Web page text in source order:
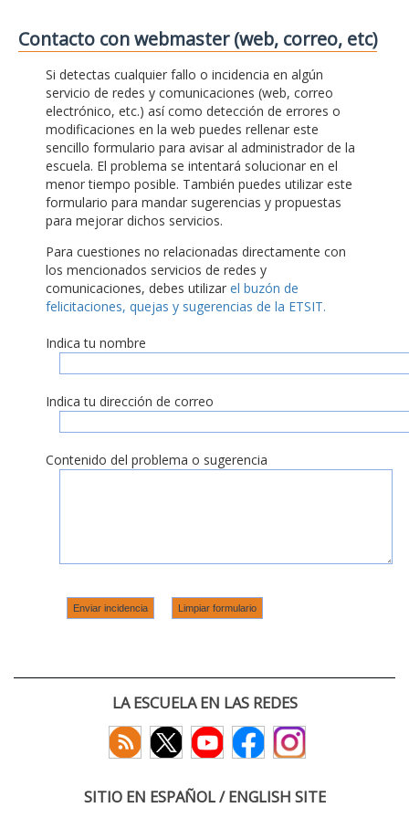
Contacto con webmaster (web, correo, etc)
Si detectas cualquier fallo o incidencia en algún
servicio de redes y comunicaciones (web, correo
electrónico, etc.) así como detección de errores o
modificaciones en la web puedes rellenar este
sencillo formulario para avisar al administrador de la
escuela. El problema se intentará solucionar en el
menor tiempo posible. También puedes utilizar este
formulario para mandar sugerencias y propuestas
para mejorar dichos servicios.
Para cuestiones no relacionadas directamente con
los mencionados servicios de redes y
comunicaciones, debes utilizar el buzón de
felicitaciones, quejas y sugerencias de la ETSIT.
Indica tu nombre
Indica tu dirección de correo
Contenido del problema o sugerencia
LA ESCUELA EN LAS REDES
SITIO EN ESPAÑOL / ENGLISH SITE